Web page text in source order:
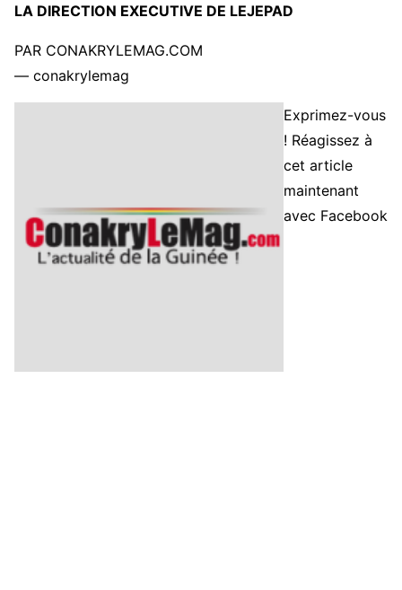
LA DIRECTION EXECUTIVE DE LEJEPAD
PAR CONAKRYLEMAG.COM
— conakrylemag
Exprimez-vous
! Réagissez à
cet article
maintenant
avec Facebook